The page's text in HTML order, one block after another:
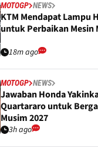
MOTOGP NEWS
KTM Mendapat Lampu
untuk Perbaikan Mesin
18m ago
MOTOGP NEWS
Jawaban Honda
Quartararo untuk
Musim 2027
3h ago